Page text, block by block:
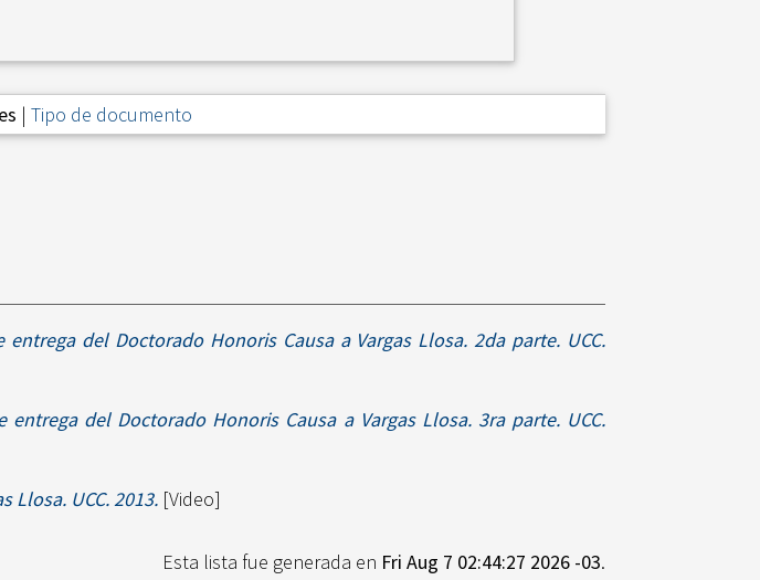
| Tipo de documento
del Doctorado Honoris Causa a Vargas Llosa. 2da parte. UCC.
entrega del Doctorado Honoris Causa a Vargas Llosa. 3ra parte. UCC.
Llosa. UCC. 2013. [Video]
Esta lista fue generada en Fri Aug 7 02:44:27 2026 -03.